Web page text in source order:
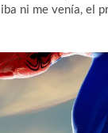
ni me venía, el